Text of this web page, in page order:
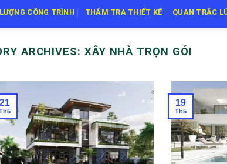
CÔNG TRÌNH THẨM TRA THIẾT KẾ QUAN TRẮC
ARCHIVES: XÂY NHÀ TRỌN GÓI
21 19
Th5